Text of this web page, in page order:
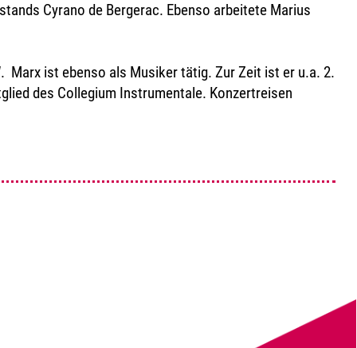
Cyrano de Bergerac. Ebenso arbeitete Marius
Marx ist ebenso als Musiker tätig. Zur Zeit ist er u.a. 2.
des Collegium Instrumentale. Konzertreisen